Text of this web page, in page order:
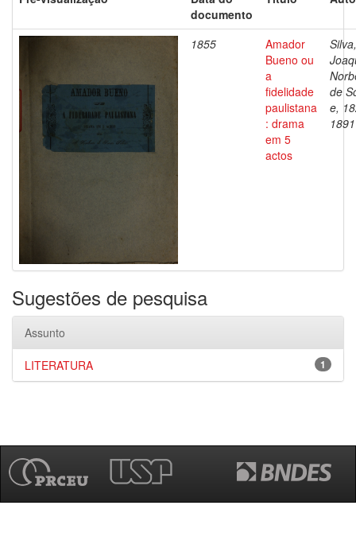
documento
1855
Amador
Bueno ou
a
fidelidade
paulistana
: drama
em 5
actos
Silva,
de
e,
1891
Sugestões de pesquisa
Assunto
1
LITERATURA